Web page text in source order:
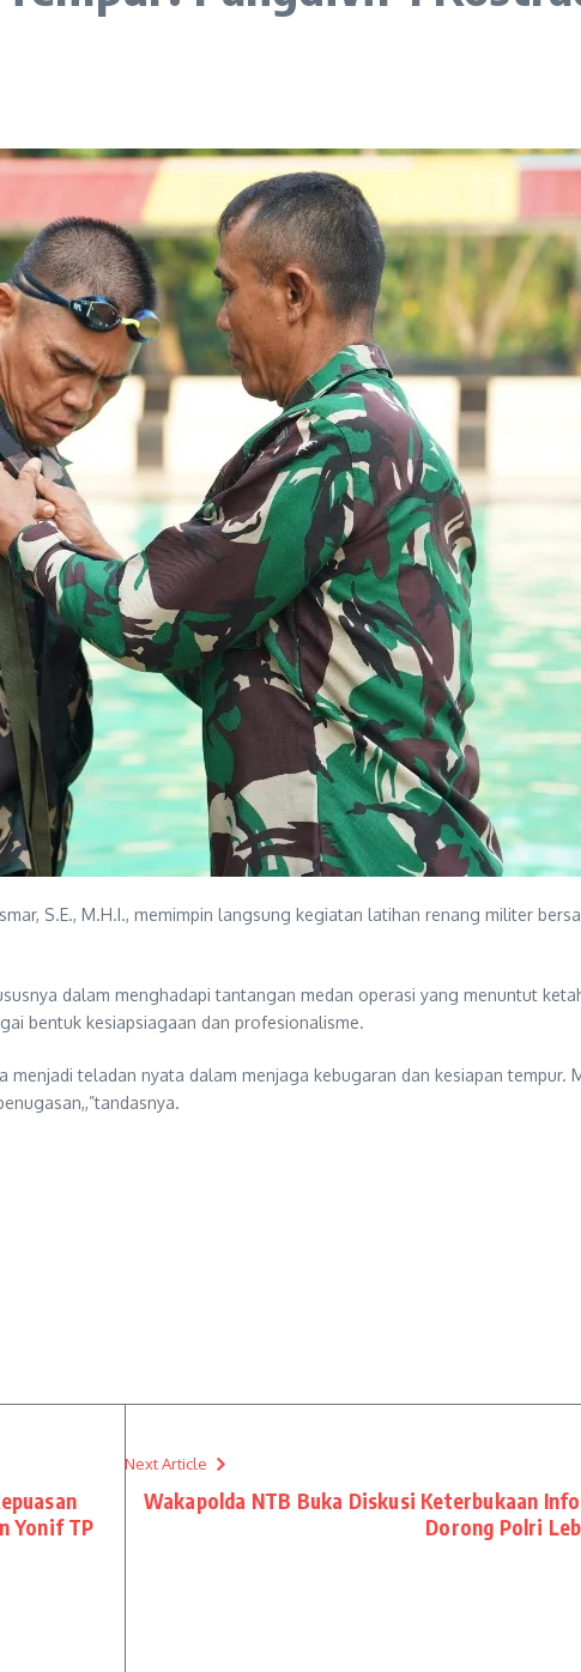
S.E., M.H.I., memimpin langsung kegiatan latihan renang militer
dalam menghadapi tantangan medan operasi yang menuntut
bentuk kesiapsiagaan dan profesionalisme.
teladan nyata dalam menjaga kebugaran dan kesiapan tempur.
Yonif TP
Next Article
Wakapolda NTB Buka Diskusi Keterbukaan
Dorong Polri